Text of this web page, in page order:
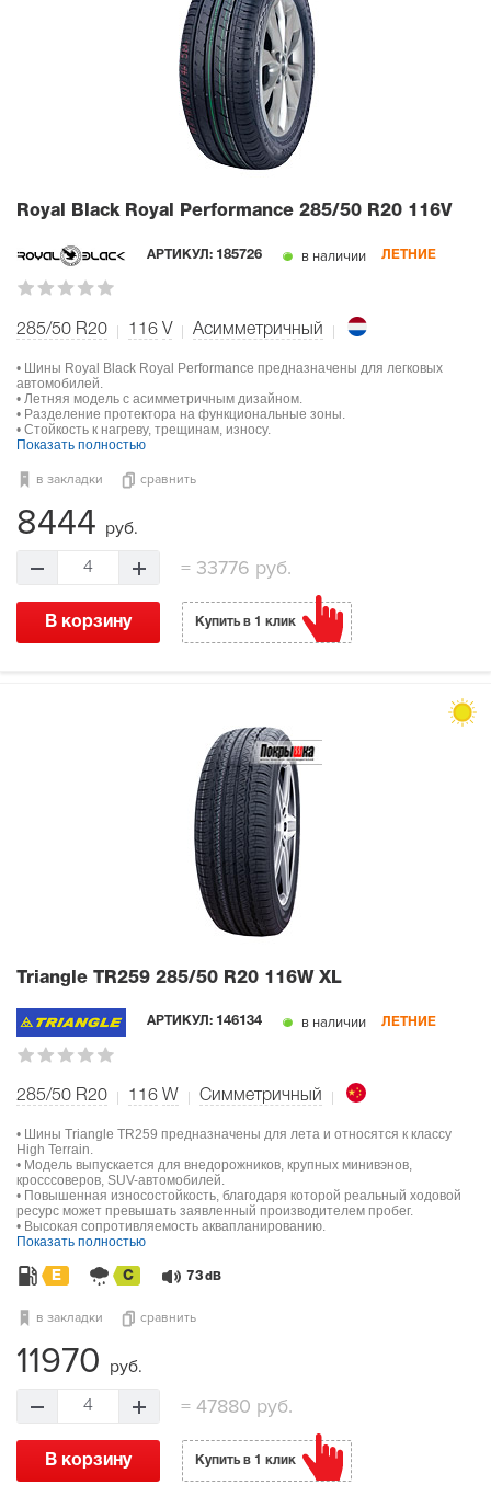
Royal Black Royal Performance 285/50 R20 116V
АРТИКУЛ: 185726 в наличии ЛЕТНИЕ
285/50 R20 116 V Асимметричный
• Шины Royal Black Royal Performance предназначены для легковых
автомобилей.
• Летняя модель с асимметричным дизайном.
• Разделение протектора на функциональные зоны.
• Стойкость к нагреву, трещинам, износу.
Показать полностью
в закладки сравнить
8444 руб.
4 = 33776 руб.
В корзину Купить в 1 клик
Triangle TR259 285/50 R20 116W XL
АРТИКУЛ: 146134 в наличии ЛЕТНИЕ
285/50 R20 116 W Симметричный
• Шины Triangle TR259 предназначены для лета и относятся к классу
High Terrain.
• Модель выпускается для внедорожников, крупных минивэнов,
кросссоверов, SUV-автомобилей.
• Повышенная износостойкость, благодаря которой реальный ходовой
ресурс может превышать заявленный производителем пробег.
• Высокая сопротивляемость аквапланированию.
Показать полностью
E C 73 dB
в закладки сравнить
11970 руб.
4 =47880 руб.
В корзину Купить в 1 клик